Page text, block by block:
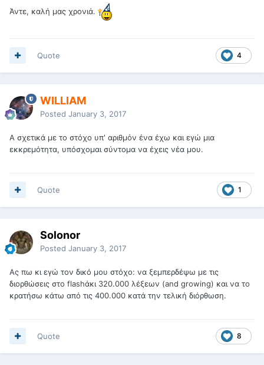
Άντε, καλή μας χρονιά.
4
Quote
WILLIAM
Posted January 3, 2017
Α σχετικά με το στόχο υπ' αριθμόν ένα έχω και εγώ μια
εκκρεμότητα, υπόσχομαι σύντομα να έχεις νέα μου.
1
Quote
Solonor
Posted January 3, 2017
Ας πω κι εγώ τον δικό μου στόχο: να ξεμπερδέψω με τις
διορθώσεις στο flashάκι 320.000 λέξεων (and growing) και να το
κρατήσω κάτω από τις 400.000 κατά την τελική διόρθωση.
8
Quote